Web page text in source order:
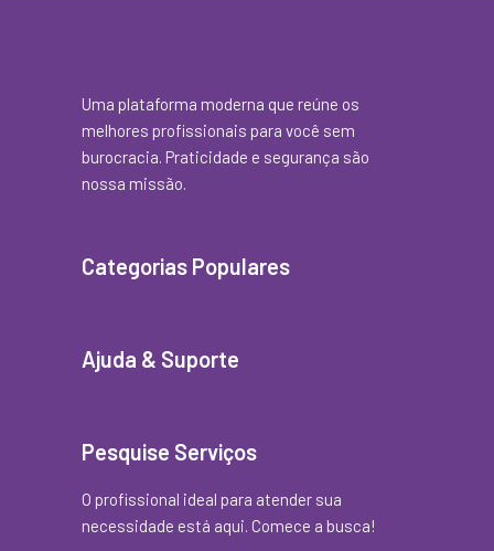
Uma plataforma moderna que reúne os
melhores profissionais para você sem
burocracia. Praticidade e segurança são
nossa missão.
Categorias Populares
Ajuda & Suporte
Pesquise Serviços
O profissional ideal para atender sua
necessidade está aqui. Comece a busca!